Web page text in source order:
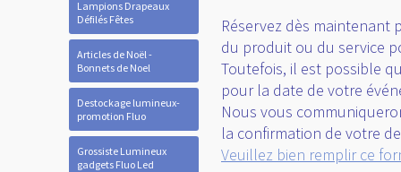
Lampions Drapeaux
Défilés Fêtes
Articles de Noël -
Bonnets de Noel
Destockage lumineux-
promotion Fluo
Grossiste Lumineux
gadgets Fluo Led
Réservez dès maintenant
du produit ou du service
Toutefois, il est possible
pour la date de votre
Nous vous
la confirmation de votre
Veuillez bien remplir ce